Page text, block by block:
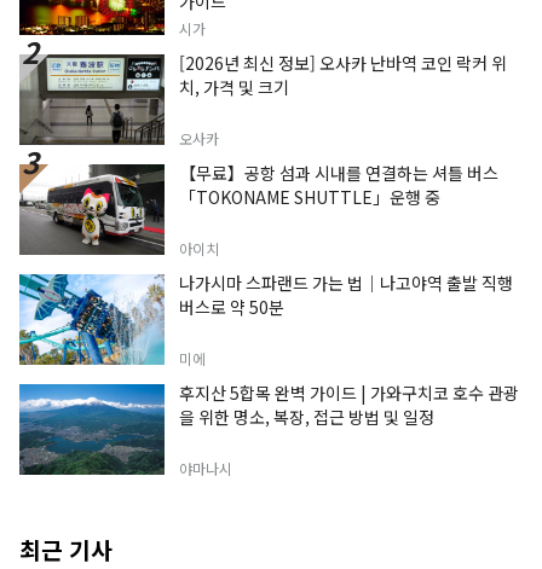
시가
[2026년 최신 정보] 오사카 난바역 코인 락커 위
치, 가격 및 크기
오사카
【무료】공항 섬과 시내를 연결하는 셔틀 버스
「TOKONAME SHUTTLE」운행 중
아이치
나가시마 스파랜드 가는 법｜나고야역 출발 직행
버스로 약 50분
미에
후지산 5합목 완벽 가이드 | 가와구치코 호수 관광
을 위한 명소, 복장, 접근 방법 및 일정
야마나시
최근 기사